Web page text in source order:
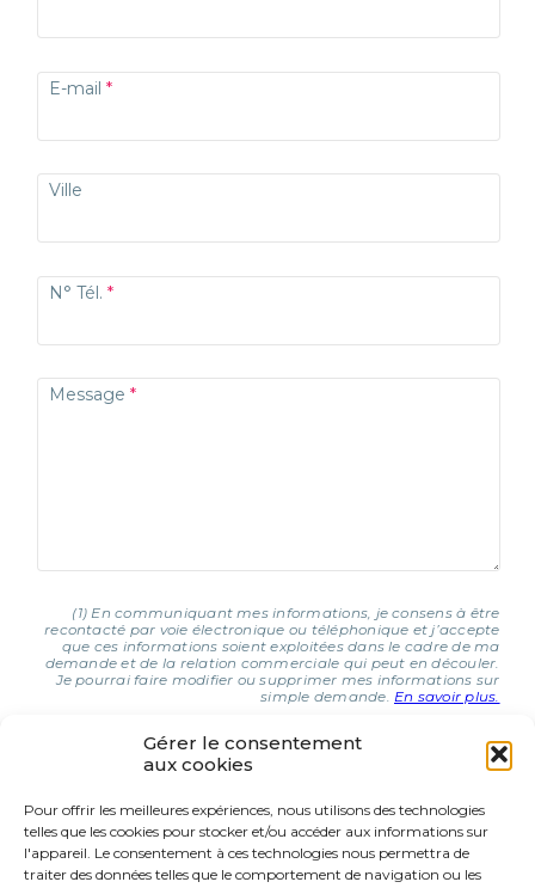
Gérer le consentement
aux cookies
Pour offrir les meilleures expériences, nous utilisons des technologies
telles que les cookies pour stocker et/ou accéder aux informations sur
l'appareil. Le consentement à ces technologies nous permettra de
traiter des données telles que le comportement de navigation ou les
E-mail
Ville
N° Tél.
Message
(1) En communiquant mes informations, je consens à être
recontacté par voie électronique ou téléphonique et j’accepte
que ces informations soient exploitées dans le cadre de ma
demande et de la relation commerciale qui peut en découler.
Je pourrai faire modifier ou supprimer mes informations sur
simple demande. En savoir plus.
J'AI COMPRIS ET J'ACCEPTE (1)
9 Rue d’Italie
68310 Wittelsheim